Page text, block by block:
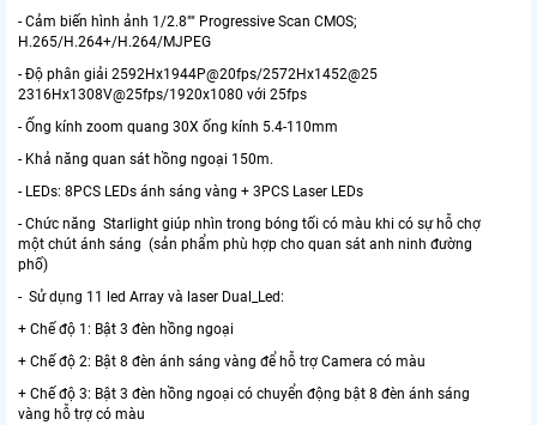
- Cảm biến hình ảnh 1/2.8"" Progressive Scan CMOS;
H.265/H.264+/H.264/MJPEG
- Độ phân giải 2592Hx1944P@20fps/2572Hx1452@25
2316Hx1308V@25fps/1920x1080 với 25fps
- Ống kính zoom quang 30X ống kính 5.4-110mm
- Khả năng quan sát hồng ngoại 150m.
- LEDs: 8PCS LEDs ánh sáng vàng + 3PCS Laser LEDs
- Chức năng Starlight giúp nhìn trong bóng tối có màu khi có sự hỗ chợ
một chút ánh sáng (sản phẩm phù hợp cho quan sát anh ninh đường
phố)
- Sử dụng 11 led Array và laser Dual_Led:
+ Chế độ 1: Bật 3 đèn hồng ngoại
+ Chế độ 2: Bật 8 đèn ánh sáng vàng để hỗ trợ Camera có màu
+ Chế độ 3: Bật 3 đèn hồng ngoại có chuyển động bật 8 đèn ánh sáng
vàng hỗ trợ có màu